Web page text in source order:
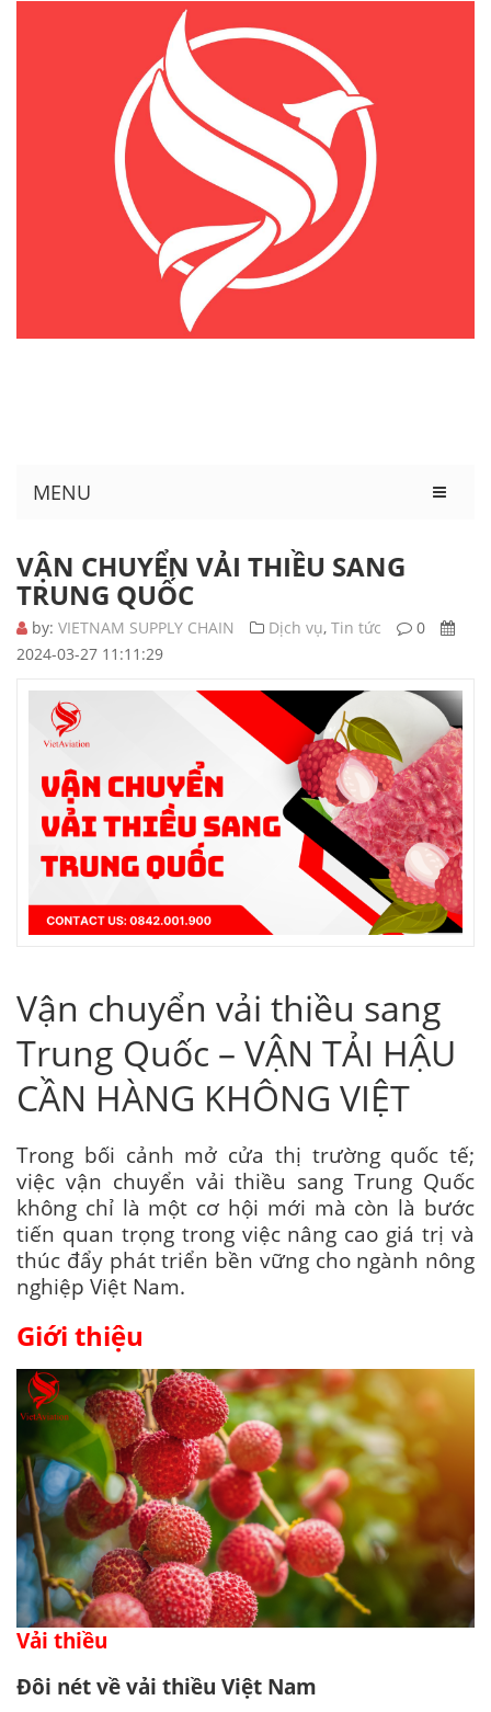
MENU
VẬN CHUYỂN VẢI THIỀU SANG
TRUNG QUỐC
by: VIETNAM SUPPLY CHAIN Dịch vụ, Tin tức
0
2024-03-27 11:11:29
Vận chuyển vải thiều sang
Trung Quốc – VẬN TẢI HẬU
CẦN HÀNG KHÔNG VIỆT
Trong bối cảnh mở cửa thị trường quốc tế;
việc vận chuyển vải thiều sang Trung Quốc
không chỉ là một cơ hội mới mà còn là bước
tiến quan trọng trong việc nâng cao giá trị và
thúc đẩy phát triển bền vững cho ngành nông
nghiệp Việt Nam.
Giới thiệu
Vải thiều
Đôi nét về vải thiều Việt Nam